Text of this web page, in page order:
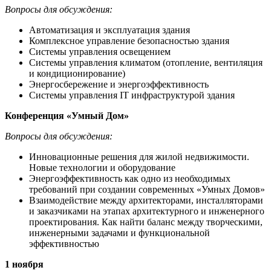
Вопросы для обсуждения:
Автоматизация и эксплуатация здания
Комплексное управление безопасностью здания
Системы управления освещением
Системы управления климатом (отопление, вентиляция
и кондиционирование)
Энергосбережение и энергоэффективность
Системы управления IT инфраструктурой здания
Конференция «Умный Дом»
Вопросы для обсуждения:
Инновационные решения для жилой недвижимости.
Новые технологии и оборудование
Энергоэффективность как одно из необходимых
требований при создании современных «Умных Домов»
Взаимодействие между архитекторами, инсталляторами
и заказчиками на этапах архитектурного и инженерного
проектирования. Как найти баланс между творческими,
инженерными задачами и функциональной
эффективностью
1 ноября